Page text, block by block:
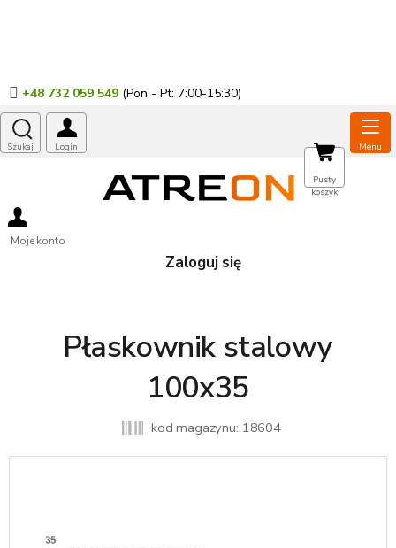
+48 732 059 549
Moje konto
Zaloguj się
KOSZYK
Pusty
koszyk
Płaskownik stalowy
100x35
kod magazynu: 18604